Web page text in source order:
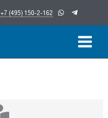
+7 (495) 150-2-162